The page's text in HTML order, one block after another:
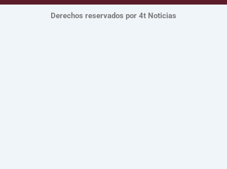
Derechos reservados por 4t Noticias